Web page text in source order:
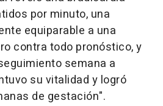
por minuto, una
equiparable a una
contra todo pronóstico, y
semana a
su vitalidad y logró
de gestación".